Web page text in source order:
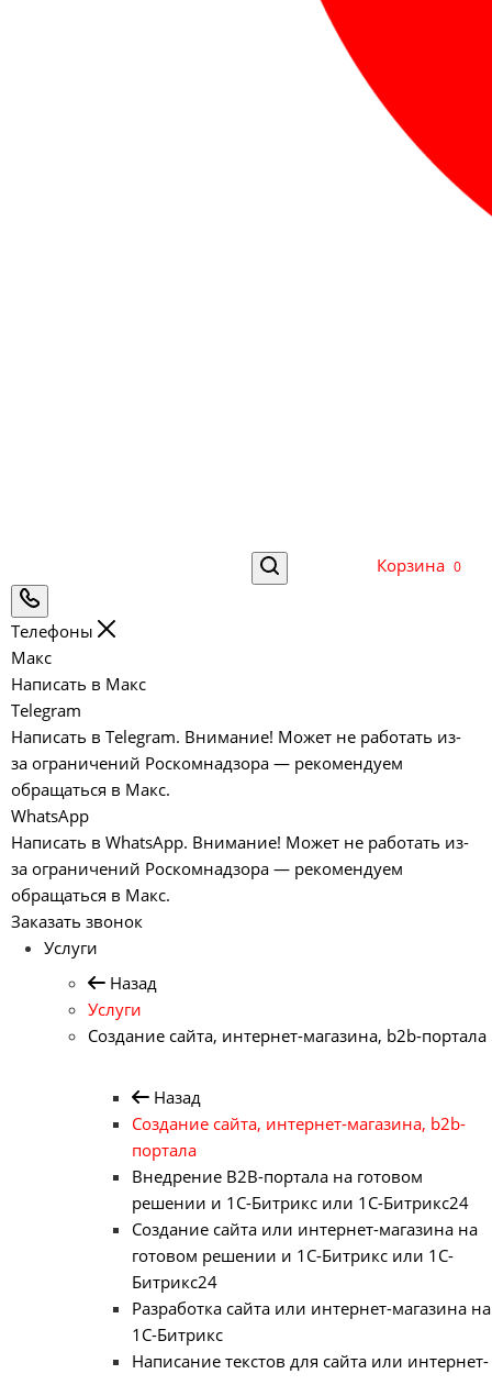
Корзина 0
Телефоны
Макс
Написать в Макс
Telegram
Написать в Telegram. Внимание! Может не работать из-
за ограничений Роскомнадзора — рекомендуем
обращаться в Макс.
WhatsApp
Написать в WhatsApp. Внимание! Может не работать из-
за ограничений Роскомнадзора — рекомендуем
обращаться в Макс.
Заказать звонок
Услуги
Назад
Услуги
Создание сайта, интернет-магазина, b2b-портала
Назад
Создание сайта, интернет-магазина, b2b-
портала
Внедрение B2B-портала на готовом
решении и 1С-Битрикс или 1С-Битрикс24
Создание сайта или интернет-магазина на
готовом решении и 1С-Битрикс или 1С-
Битрикс24
Разработка сайта или интернет-магазина на
1С-Битрикс
Написание текстов для сайта или интернет-